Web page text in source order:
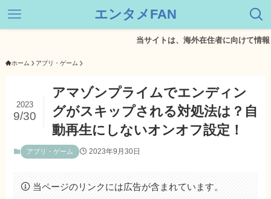
エンタメFAN
当サイトは、海外在住者に向けて情報を発信
ホーム アプリ・ゲーム
アマゾンプライムでエンディン
グがスキップされる対処法は？自
動再生にしないオンオフ設定！
2023
9/30
アプリ・ゲーム 2023年9月30日
当ページのリンクには広告が含まれています。